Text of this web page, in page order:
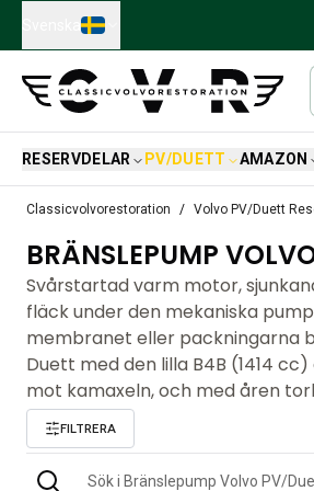
Skip to main content
RESERVDELAR PV/DUETT AMAZON
Tändsystem
Bränslefilter
Fälgar
Volvo PV/Duett Reservdelar
PV/Duett Bromssystem
PV/Duett Bränsle/avgassystem
PV/Duett Elsystem
PV/Duett Framvagn
PV/Duett Inredning
PV/Duett Karosseri
Classicvolvorestoration Volvo PV/Duett
BRÄNSLEPUMP
Svårstartad varm motor,
fläck under den mekaniska
membranet eller packningarna
Duett med den lilla B4B (1414
mot kamaxeln, och med åren
FILTRERA